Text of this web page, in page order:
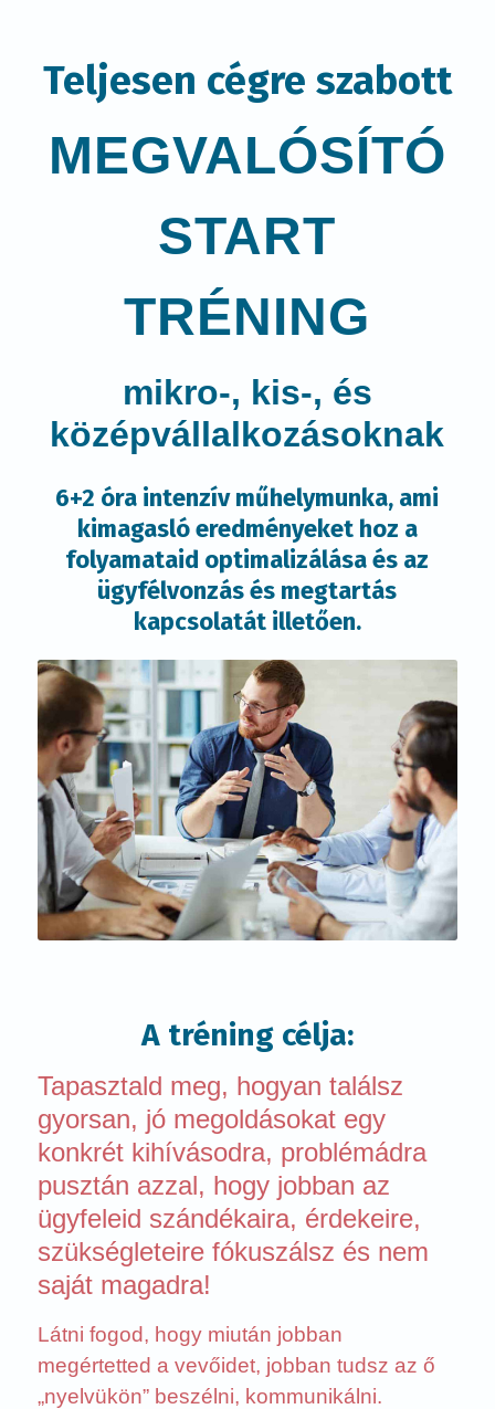
Teljesen cégre szabott
MEGVALÓSÍTÓ
START
TRÉNING
mikro-, kis-, és
középvállalkozásoknak
6+2 óra intenzív műhelymunka, ami
kimagasló eredményeket hoz a
folyamataid optimalizálása és az
ügyfélvonzás és megtartás
kapcsolatát illetően.
A tréning célja:
Tapasztald meg, hogyan találsz
gyorsan, jó megoldásokat egy
konkrét kihívásodra, problémádra
pusztán azzal, hogy jobban az
ügyfeleid szándékaira, érdekeire,
szükségleteire fókuszálsz és nem
saját magadra!
Látni fogod, hogy miután jobban
megértetted a vevőidet, jobban tudsz az ő
„nyelvükön” beszélni, kommunikálni.